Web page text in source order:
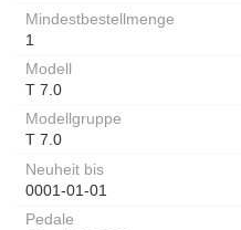
Mindestbestellmenge
1
Modell
T 7.0
Modellgruppe
T 7.0
Neuheit bis
0001-01-01
Pedale